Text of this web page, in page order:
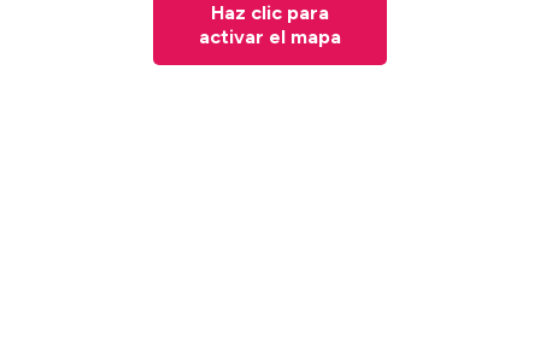
Haz clic para
activar el mapa